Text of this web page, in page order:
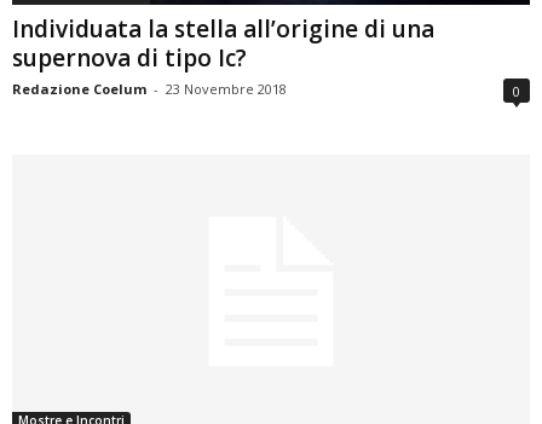
Individuata la stella all’origine di una
supernova di tipo Ic?
Redazione Coelum - 23 Novembre 2018 0